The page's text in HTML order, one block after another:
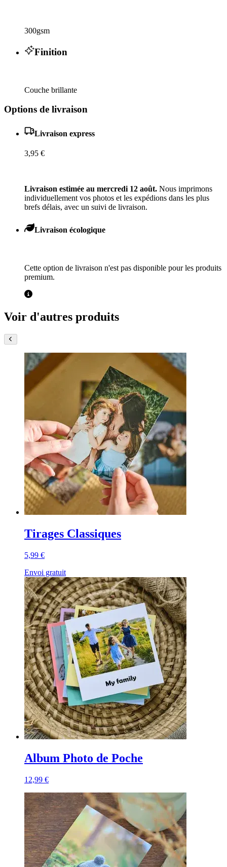
300gsm
Finition
Couche brillante
Options de livraison
Livraison express
3,95 €
Livraison estimée au mercredi 12 août. Nous imprimons
individuellement vos photos et les expédions dans les plus
brefs délais, avec un suivi de livraison.
Livraison écologique
Cette option de livraison n'est pas disponible pour les produits
premium.
Voir d'autres produits
Tirages Classiques
5,99 €
Envoi gratuit
Album Photo de Poche
12,99 €